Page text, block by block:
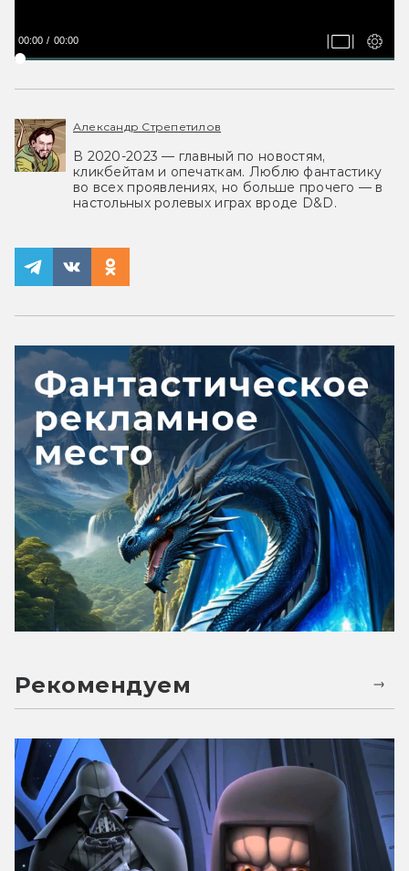
00:00 00:00
Александр Стрепетилов
В 2020-2023 — главный по новостям,
кликбейтам и опечаткам. Люблю фантастику
во всех проявлениях, но больше прочего — в
настольных ролевых играх вроде D&D.
Рекомендуем